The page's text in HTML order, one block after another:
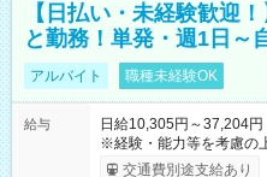
【日払い・未経験歓迎
と勤務！単発・週1日～
アルバイト 職種未経験OK
給与
日給10,305円～37,204円
※経験・能力等を考慮の上、
間】試用期間なし
交通費別途支給あり